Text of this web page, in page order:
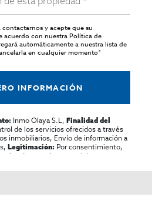
contactarnos y acepte que su
acuerdo con nuestraPolítica de
automáticamente a nuestra lista de
en cualquier momento*
INFORMACIÓN
Inmo Olaya S.L,Finalidad del
de los servicios ofrecidos a través
inmobiliarios, Envío de información a
Legitimación: Por consentimiento,
los datos, salvo para elaborar
solicitar la portabilidad de los